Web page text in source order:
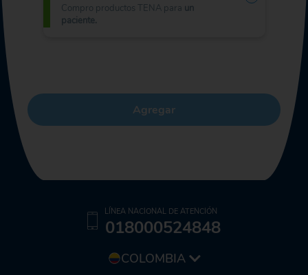
Compro productos TENA para un
paciente.
Agregar
COLOMBIA
LÍNEA NACIONAL DE ATENCIÓN
018000524848